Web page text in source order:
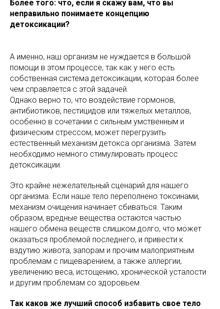
Более того: что, если я скажу вам, что вы
неправильно понимаете концепцию
детоксикации?
А именно, наш организм не нуждается в большой
помощи в этом процессе, так как у него есть
собственная система детоксикации, которая более
чем справляется с этой задачей.
Однако верно то, что воздействие гормонов,
антибиотиков, пестицидов или тяжелых металлов,
особенно в сочетании с сильным умственным и
физическим стрессом, может перегрузить
естественный механизм детокса организма. Затем
необходимо немного стимулировать процесс
детоксикации.
Это крайне нежелательный сценарий для нашего
организма. Если наше тело переполнено токсинами,
механизм очищения начинает сбиваться. Таким
образом, вредные вещества остаются частью
нашего обмена веществ слишком долго, что может
оказаться проблемой последнего, и привести к
вздутию живота, запорам и прочим малоприятным
проблемам с пищеварением, а также аллергии,
увеличению веса, истощению, хронической усталости
и другим проблемам со здоровьем.
Так каков же лучший способ избавить свое тело